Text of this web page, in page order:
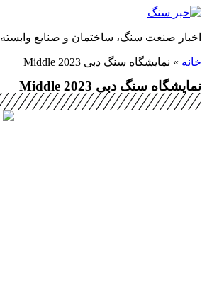
پرش
محتوا
اخبار صنعت سنگ، ساختمان و صنایع وابسته
خانه » نمایشگاه سنگ دبی Middle 2023
نمایشگاه سنگ دبی Middle 2023